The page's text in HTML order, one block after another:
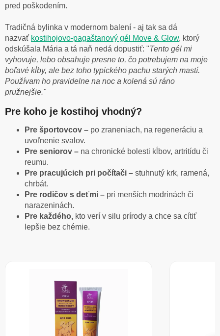
pred poškodením.
Tradičná bylinka v modernom balení - aj tak sa dá
nazvať kostihojovo-pagaštanový gél Move & Glow, ktorý
odskúšala Mária a tá naň nedá dopustiť: "Tento gél mi
vyhovuje, lebo obsahuje presne to, čo potrebujem na moje
boľavé kĺby, ale bez toho typického pachu starých mastí.
Používam ho pravidelne na noc a kolená sú ráno
pružnejšie."
Pre koho je kostihoj vhodný?
Pre športovcov – po zraneniach, na regeneráciu a
uvoľnenie svalov.
Pre seniorov – na chronické bolesti kĺbov, artritídu či
reumu.
Pre pracujúcich pri počítači – stuhnutý krk, ramená,
chrbát.
Pre rodičov s deťmi – pri menších modrinách či
narazeninách.
Pre každého, kto verí v silu prírody a chce sa cítiť
lepšie bez chémie.